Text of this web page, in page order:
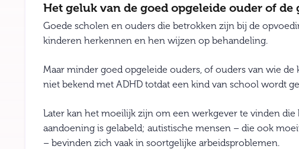
Het geluk van de goed opgeleide ouder of de
Goede scholen en ouders die betrokken zijn bij de
kinderen herkennen en hen wijzen op behandeling.
Maar minder goed opgeleide ouders, of ouders van wie
niet bekend met ADHD totdat een kind van school wordt
Later kan het moeilijk zijn om een ​​werkgever te vinden
aandoening is gelabeld; autistische mensen – die ook
– bevinden zich vaak in soortgelijke arbeidsproblemen.